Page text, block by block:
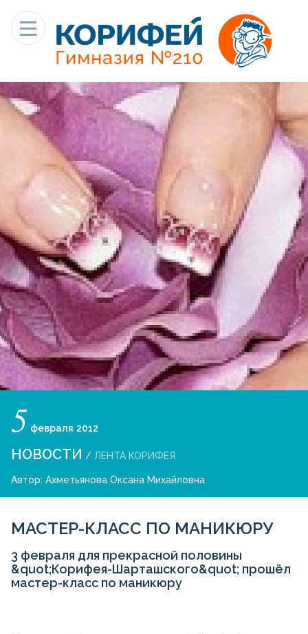
5 февраля 2012
НОВОСТИ / ЛЕНТА КОРИФЕЯ
Автор: Ахметьянова Оксана Михайловна
МАСТЕР-КЛАСС ПО МАНИКЮРУ
3 февраля для прекрасной половины
&quot;Корифея-Шарташского&quot; прошёл
мастер-класс по маникюру